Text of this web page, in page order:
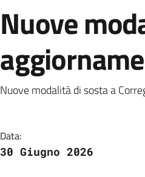
Nuove
Dettagli
Nuove modalità di sosta a
Data:
30 Giugno 2026